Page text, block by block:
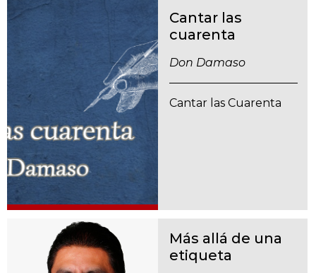
Cantar las
cuarenta
Don Damaso
Cantar las Cuarenta
Más allá de una
etiqueta